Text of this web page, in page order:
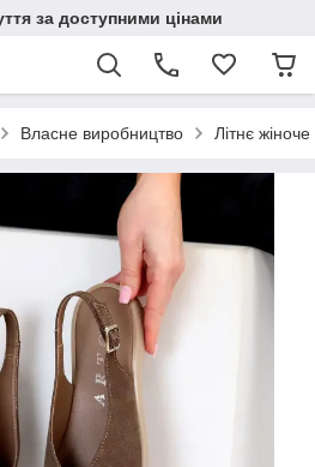
за доступними цінами
Власне виробництво Літнє жіноче